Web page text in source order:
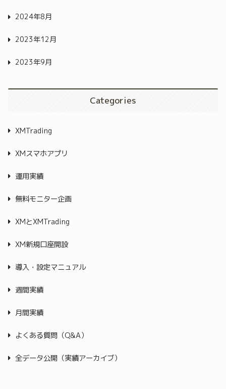
2024年8月
2023年12月
2023年9月
Categories
XMTrading
XMスマホアプリ
運用実績
無料モニター企画
XMとXMTrading
XM新規口座開設
導入・設定マニュアル
週間実績
月間実績
よくある質問（Q&A）
全データ公開（実績アーカイブ）